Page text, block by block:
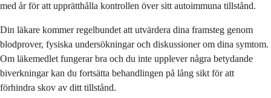
med år för att upprätthålla kontrollen över sitt autoimmuna tillstånd.
Din läkare kommer regelbundet att utvärdera dina framsteg genom
blodprover, fysiska undersökningar och diskussioner om dina symtom.
Om läkemedlet fungerar bra och du inte upplever några betydande
biverkningar kan du fortsätta behandlingen på lång sikt för att
förhindra skov av ditt tillstånd.